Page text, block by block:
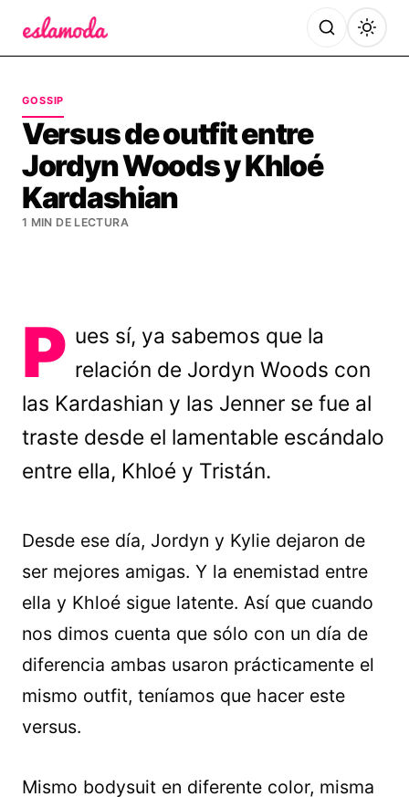
GOSSIP
Versus de outfit entre
Jordyn Woods y Khloé
Kardashian
1 MIN DE LECTURA
P ues sí, ya sabemos que la
relación de Jordyn Woods con
las Kardashian y las Jenner se fue al
traste desde el lamentable escándalo
entre ella, Khloé y Tristán.
Desde ese día, Jordyn y Kylie dejaron de
ser mejores amigas. Y la enemistad entre
ella y Khloé sigue latente. Así que cuando
nos dimos cuenta que sólo con un día de
diferencia ambas usaron prácticamente el
mismo outfit, teníamos que hacer este
versus.
Mismo bodysuit en diferente color, misma